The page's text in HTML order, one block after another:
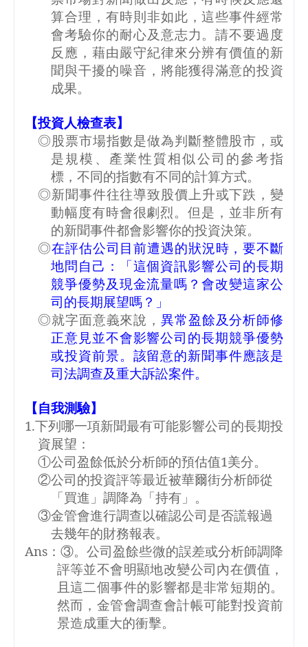
算合理，有時則非如此，這些事件經常
會考驗你的耐心及意志力。請不要過度
反應，藉由嚴守紀律來分辨有價值的新
聞與干擾的噪音，將能獲得滿意的投資
成果。
【投資人檢查表】
◎股票市場指數是做為判斷整體股市，或
是規模、產業性質相似公司的參考指
標，不同的指數有不同的計算方式。
◎新聞事件往往導致股價上升或下跌，變
動幅度有時會很劇烈。但是，並非所有
的新聞事件都會影響你的投資決策。
◎在評估公司目前遭遇的狀況時，要不斷
地問自己：「這個資訊影響公司的長期
競爭優勢及現金流量嗎？會改變這家公
司的長期展望嗎？」
◎就字面意義來說，異常盈餘及分析師修
正意見並不會影響公司的長期競爭優勢
或投資前景。該留意的新聞事件應該是
司法調查及重大訴訟案件。
【自我測驗】
1.下列哪一項新聞最有可能影響公司的長期投
資展望：
①公司盈餘低於分析師的預估值1美分。
②公司的投資評等最近被華爾街分析師從
「買進」調降為「持有」。
③金管會進行調查以確認公司是否謊報過
去幾年的財務報表。
Ans ：③。公司盈餘些微的誤差或分析師調降
評等並不會明顯地改變公司內在價值，
且這二個事件的影響都是非常短期的。
然而，金管會調查會計帳可能對投資前
景造成重大的衝擊。